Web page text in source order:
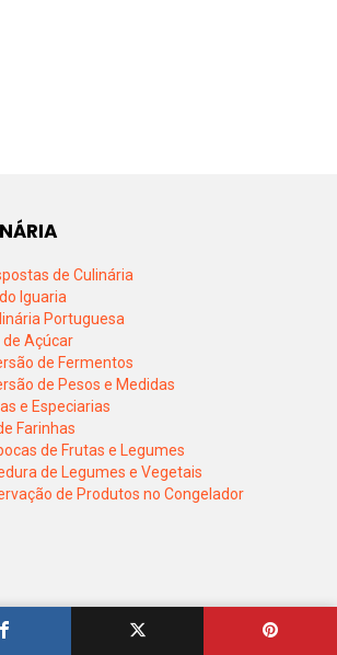
de Culinária
Iguaria
Portuguesa
de Açúcar
de Fermentos
de Pesos e Medidas
e Especiarias
Farinhas
de Frutas e Legumes
de Legumes e Vegetais
de Produtos no Congelador